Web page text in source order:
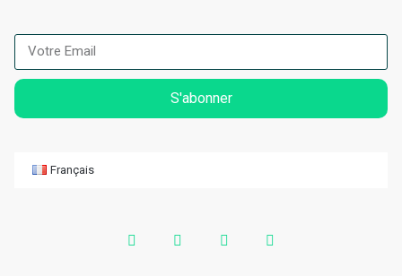
S'abonner
Français